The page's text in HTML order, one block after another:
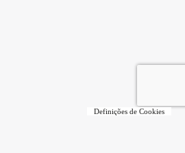
Definições de Cookies